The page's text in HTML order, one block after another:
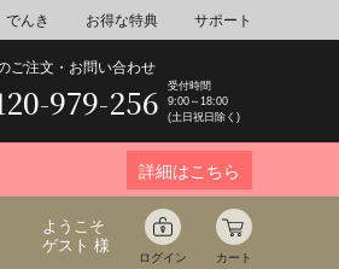
でんき お得な特典 サポート
ご注文・お問い合わせ
979-256
受付時間
9:00～18:00
(土日祝日除く)
詳細はこちら
ようこそ
ゲスト 様
ログイン カート